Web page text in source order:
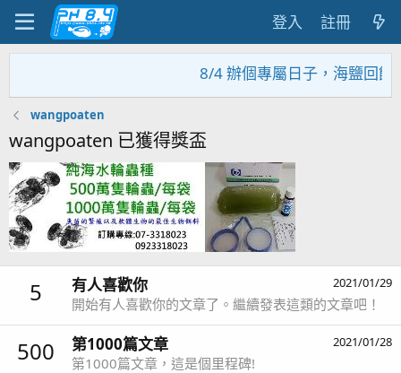
登入 註冊
8/4 辦個專屬日子，海鹽回饋
wangpoaten
wangpoaten 已獲得獎盃
5 2021/01/29
有人喜歡你
開始有人喜歡你的文章了。繼續發表這類的文章吧！
500 2021/01/28
第1000篇文章
第1000篇文章，這是個里程碑!